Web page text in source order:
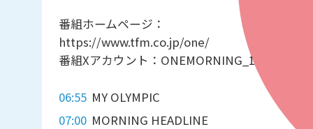
番組ホームページ：
https://www.tfm.co.jp/one/
番組Xアカウント：ONEMORNING_1
06:55 MY OLYMPIC
07:00 MORNING HEADLINE